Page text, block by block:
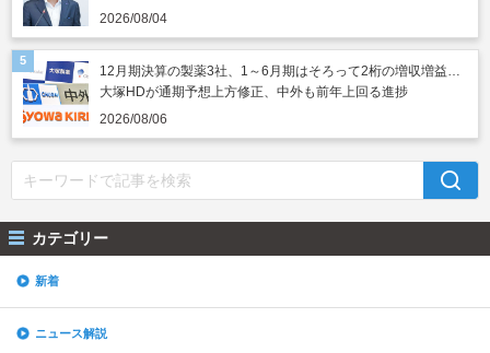
2026/08/04
12月期決算の製薬3社、1～6月期はそろって2桁の増収増益…
大塚HDが通期予想上方修正、中外も前年上回る進捗
2026/08/06
カテゴリー
新着
ニュース解説